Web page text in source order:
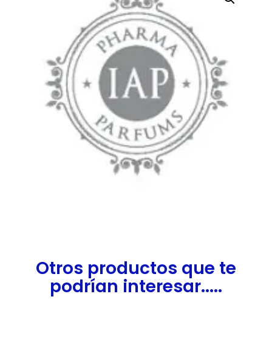
Otros productos que te
podrían interesar.....